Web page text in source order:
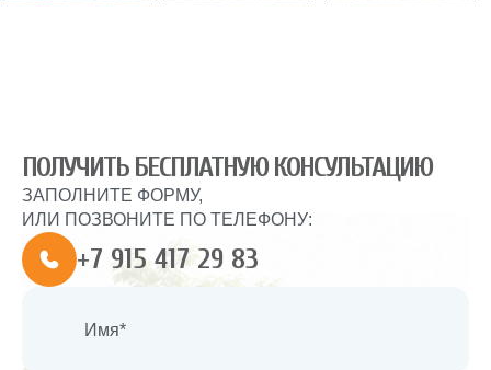
ПОЛУЧИТЬ БЕСПЛАТНУЮ КОНСУЛЬТАЦИЮ
ЗАПОЛНИТЕ ФОРМУ,
ИЛИ ПОЗВОНИТЕ ПО ТЕЛЕФОНУ:
+7 915 417 29 83